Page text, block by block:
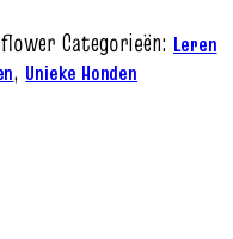
Categorieën: Leren
, Unieke Honden